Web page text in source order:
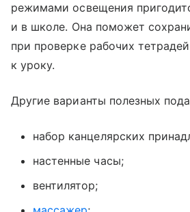
режимами освещения
и в школе. Она поможет
при проверке рабочих
к уроку.
Другие варианты полезных
набор канцелярских
настенные часы;
вентилятор;